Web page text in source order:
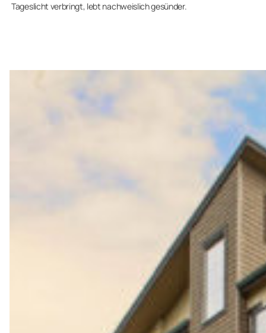
Tageslicht verbringt, lebt nachweislich gesünder.